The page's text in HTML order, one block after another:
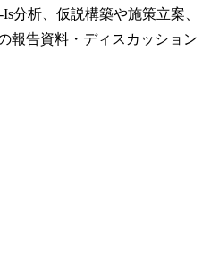
分析、仮説構築や施策立案、
報告資料・ディスカッション